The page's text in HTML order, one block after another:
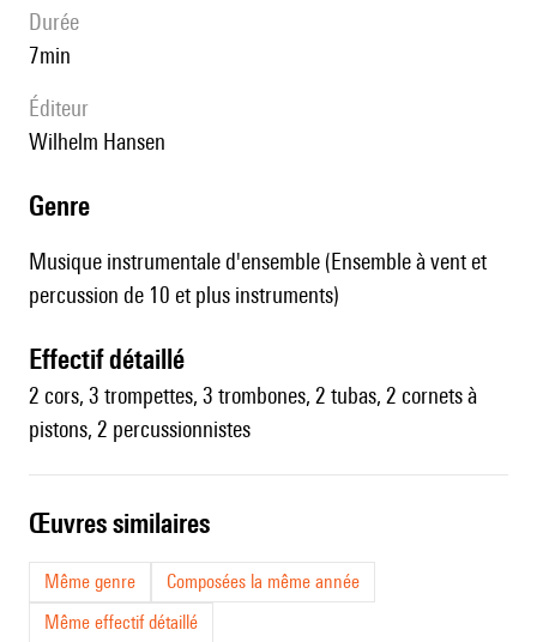
durée
7min
éditeur
Wilhelm Hansen
genre
Musique instrumentale d'ensemble (Ensemble à vent et
percussion de 10 et plus instruments)
effectif détaillé
2 cors, 3 trompettes, 3 trombones, 2 tubas, 2 cornets à
pistons, 2 percussionnistes
œuvres similaires
Même genre
Composées la même année
Même effectif détaillé